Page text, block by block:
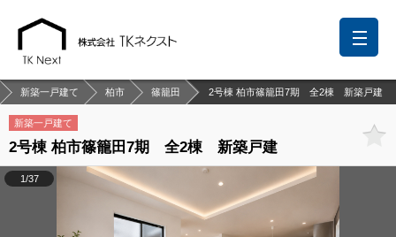
新築一戸建て 柏市 篠籠田 2号棟 柏市篠籠田7期 全2棟 新築戸建
新築一戸建て
2号棟 柏市篠籠田7期 全2棟 新築戸建
1/37
前回の履歴 検討リスト 保存した検索条件
中国語での対応も可能です
お問い合わせ